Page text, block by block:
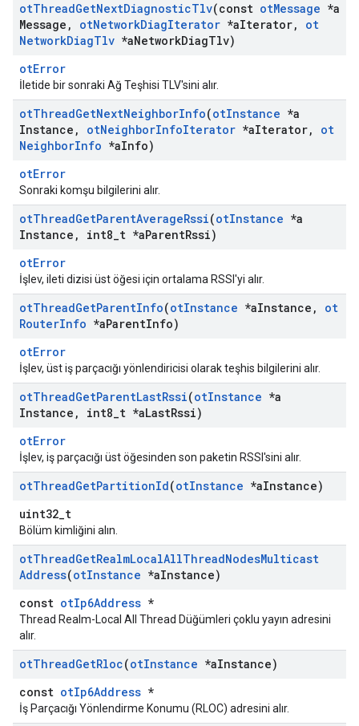
otThreadGetNextDiagnosticTlv(const otMessage *a
Message , otNetworkDiagIterator *aIterator,
ot
NetworkDiagTlv *aNetworkDiagTlv)
otError
İletide bir sonraki Ağ Teşhisi TLV'sini alır.
otThreadGetNextNeighborInfo(otInstance *a
Instance , otNeighborInfoIterator *aIterator,
ot
NeighborInfo *aInfo)
otError
Sonraki komşu bilgilerini alır.
otThreadGetParentAverageRssi(otInstance *a
Instance , int8 t *aParentRssi)
otError
İşlev, ileti dizisi üst öğesi için ortalama RSSI'yi alır.
otThreadGetParentInfo(otInstance *aInstance ,
ot
RouterInfo *aParentInfo)
otError
İşlev, üst iş parçacığı yönlendiricisi olarak teşhis bilgilerini alır.
otThreadGetParentLastRssi(otInstance *a
Instance , int8 t *aLastRssi)
otError
İşlev, iş parçacığı üst öğesinden son paketin RSSI'sini alır.
otThreadGetPartitionId(otInstance *aInstance)
uint32_t
Bölüm kimliğini alın.
otThreadGetRealmLocalAllThreadNodesMulticast
Address(otInstance *aInstance)
const otIp6Address *
Thread Realm-Local All Thread Düğümleri çoklu yayın adresini
alır.
otThreadGetRloc(otInstance *aInstance)
const otIp6Address *
İş Parçacığı Yönlendirme Konumu (RLOC) adresini alır.